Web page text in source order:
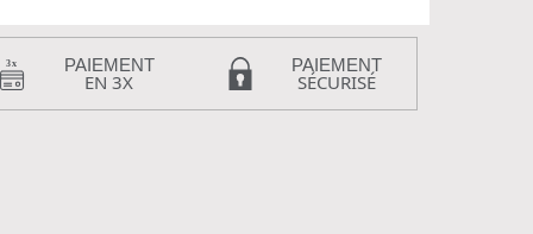
PAIEMENT
EN 3X
PAIEMENT
SÉCURISÉ